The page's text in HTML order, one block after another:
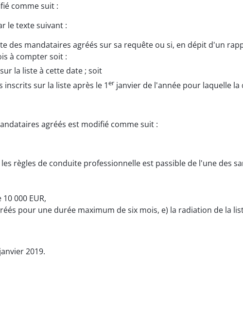
comme suit :
le texte suivant :
des mandataires agréés sur sa requête ou si, en dépit d'un
à compter soit :
la liste à cette date ; soit
sur la liste après le 1er janvier de l'année pour laquelle
agréés est modifié comme suit :
règles de conduite professionnelle est passible de l'une des
000 EUR,
pour une durée maximum de six mois, e) la radiation de la
janvier 2019.